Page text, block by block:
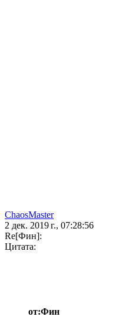
ChaosMaster
2 дек. 2019 г., 07:28:56
Re[Фин]:
Цитата:
от:Фин